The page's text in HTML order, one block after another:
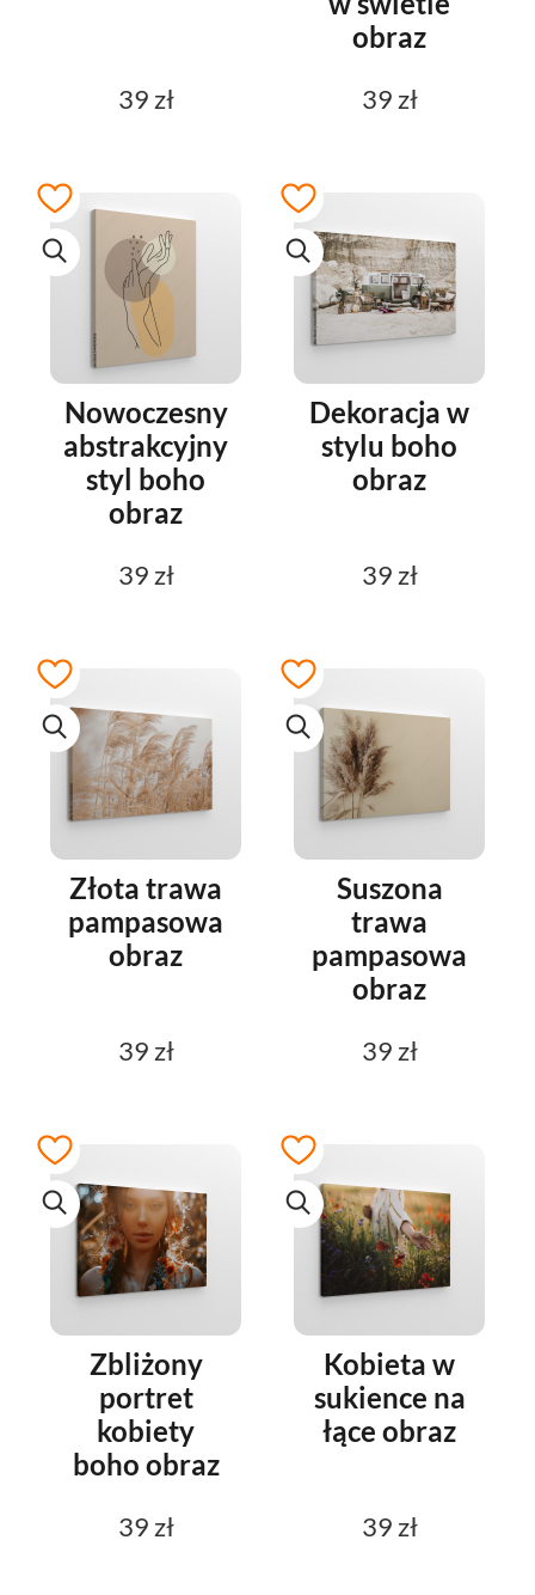
39 zł
obraz
39 zł
Nowoczesny
abstrakcyjny
styl boho
obraz
39 zł
Dekoracja w
stylu boho
obraz
39 zł
Złota trawa
pampasowa
obraz
39 zł
Suszona
trawa
pampasowa
obraz
39 zł
Zbliżony
portret
kobiety
boho obraz
39 zł
Kobieta w
sukience na
łące obraz
39 zł